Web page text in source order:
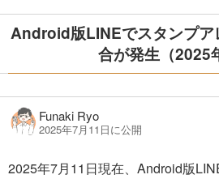
Android版LINEでスタンプア
合が発生（2025
Funaki Ryo
2025年7月11日に公開
2025年7月11日現在、Android版